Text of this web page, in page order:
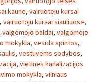
kaune, vairuotoju kursai
, vairuotoju kursai siauliuose,
valgomojo baldai, valgomojo
mokykla, vesida spintos,
, vestuvems sodybos,
, vietines kanalizacijos
mokykla, vilniaus